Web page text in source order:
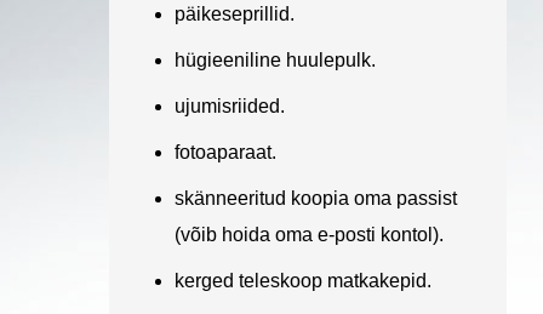
päikeseprillid.
hügieeniline huulepulk.
ujumisriided.
fotoaparaat.
skänneeritud koopia oma passist
(võib hoida oma e-posti kontol).
kerged teleskoop matkakepid.